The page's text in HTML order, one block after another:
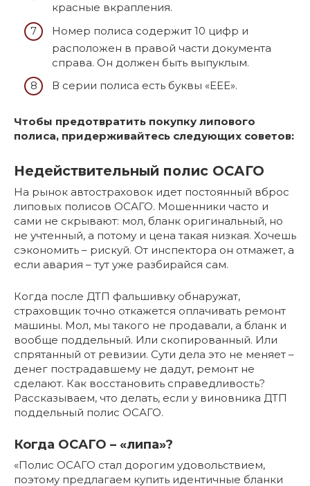
красные вкрапления.
Номер полиса содержит 10 цифр и
расположен в правой части документа
справа. Он должен быть выпуклым.
В серии полиса есть буквы «ЕЕЕ».
Чтобы предотвратить покупку липового
полиса, придерживайтесь следующих советов:
Недействительный полис ОСАГО
На рынок автостраховок идет постоянный вброс
липовых полисов ОСАГО. Мошенники часто и
сами не скрывают: мол, бланк оригинальный, но
не учтенный, а потому и цена такая низкая. Хочешь
сэкономить – рискуй. От инспектора он отмажет, а
если авария – тут уже разбирайся сам.
Когда после ДТП фальшивку обнаружат,
страховщик точно откажется оплачивать ремонт
машины. Мол, мы такого не продавали, а бланк и
вообще поддельный. Или скопированный. Или
спрятанный от ревизии. Сути дела это не меняет –
денег пострадавшему не дадут, ремонт не
сделают. Как восстановить справедливость?
Рассказываем, что делать, если у виновника ДТП
поддельный полис ОСАГО.
Когда ОСАГО – «липа»?
«Полис ОСАГО стал дорогим удовольствием,
поэтому предлагаем купить идентичные бланки